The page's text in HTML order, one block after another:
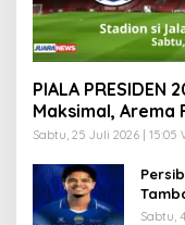
PIALA PRESIDEN
Maksimal, Arema
Sabtu, 25 Juli 2026 | 15:05
Sabtu,